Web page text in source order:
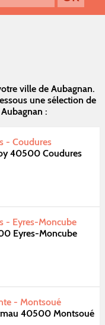
ville de Aubagnan.
une sélection de
:
- Coudures
40500 Coudures
- Eyres-Moncube
Eyres-Moncube
- Montsoué
40500 Montsoué